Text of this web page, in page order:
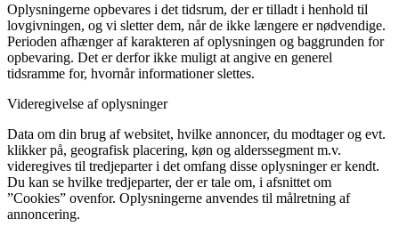
Oplysningerne opbevares i det tidsrum, der er tilladt i henhold til
lovgivningen, og vi sletter dem, når de ikke længere er nødvendige.
Perioden afhænger af karakteren af oplysningen og baggrunden for
opbevaring. Det er derfor ikke muligt at angive en generel
tidsramme for, hvornår informationer slettes.
Videregivelse af oplysninger
Data om din brug af websitet, hvilke annoncer, du modtager og evt.
klikker på, geografisk placering, køn og alderssegment m.v.
videregives til tredjeparter i det omfang disse oplysninger er kendt.
Du kan se hvilke tredjeparter, der er tale om, i afsnittet om
”Cookies” ovenfor. Oplysningerne anvendes til målretning af
annoncering.